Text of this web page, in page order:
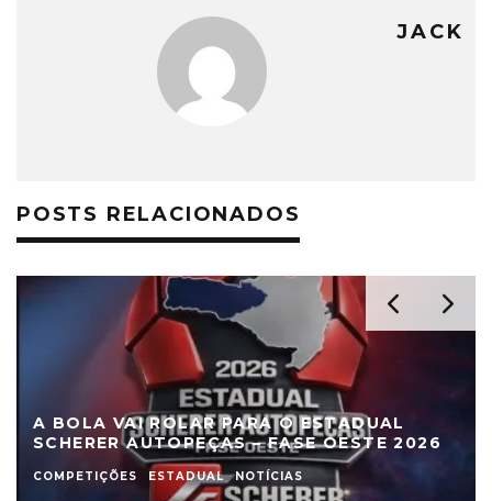
JACK
POSTS RELACIONADOS
A BOLA VAI ROLAR PARA O ESTADUAL
SCHERER AUTOPEÇAS – FASE OESTE 2026
COMPETIÇÕES ESTADUAL NOTÍCIAS